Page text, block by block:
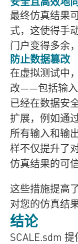
最终仿真结果
式，这使得手
门户变得多余
防止数据篡改
在虚拟测试中
改——包括输入
已经在数据安
扩展，例如通
所有输入和输
样不仅提升了
仿真结果的可信
这些措施提高
对您的仿真结
结论
SCALE.sdm 提